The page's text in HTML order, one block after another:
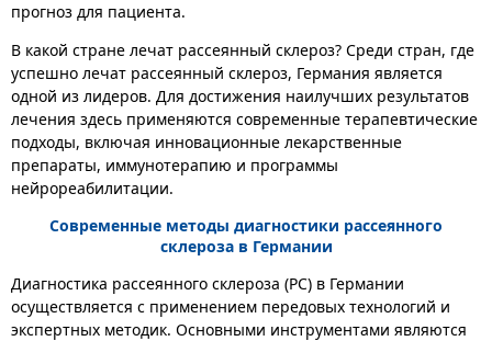
прогноз для пациента.
В какой стране лечат рассеянный склероз? Среди стран, где
успешно лечат рассеянный склероз, Германия является
одной из лидеров. Для достижения наилучших результатов
лечения здесь применяются современные терапевтические
подходы, включая инновационные лекарственные
препараты, иммунотерапию и программы
нейрореабилитации.
Современные методы диагностики рассеянного
склероза в Германии
Диагностика рассеянного склероза (РС) в Германии
осуществляется с применением передовых технологий и
экспертных методик. Основными инструментами являются